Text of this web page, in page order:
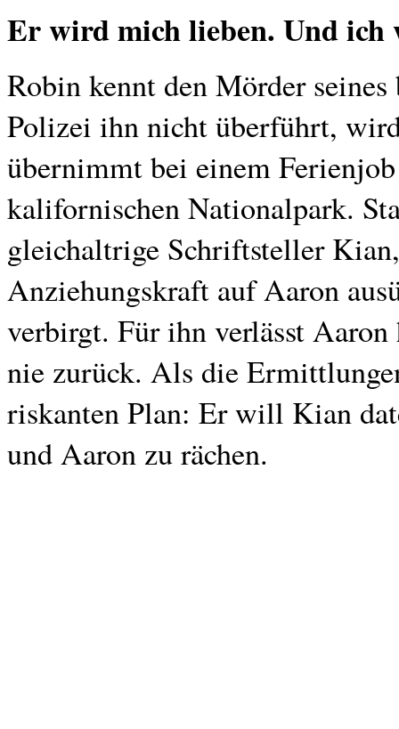
Er wird mich lieben. Und ich
Robin kennt den Mörder
Polizei ihn nicht überführt,
übernimmt bei einem
kalifornischen Nationalpark.
gleichaltrige Schriftsteller
Anziehungskraft auf Aaron
verbirgt. Für ihn verlässt
nie zurück. Als die
riskanten Plan: Er will Kian
und Aaron zu rächen.